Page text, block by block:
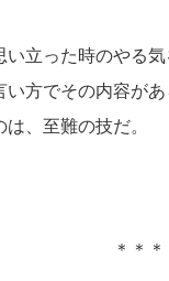
立った時のやる気
方でその内容が
、至難の技だ。
＊＊＊